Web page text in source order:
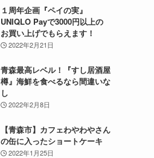
１周年企画『ペイの実』
UNIQLO Payで3000円以上の
お買い上げでもらえます！
2022年2月21日
青森最高レベル！『すし居酒屋
樽』海鮮を食べるなら間違いな
し
2022年2月8日
【青森市】カフェわやわやさん
の缶に入ったショートケーキ
2022年1月25日